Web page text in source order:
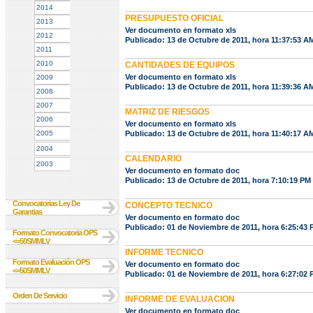
2014
2013
2012
2011
2010
2009
2008
2007
2006
2005
2004
2003
Convocatorias Ley De
Garantias
Formato Convocatoria OPS
<=50SMMLV
Formato Evaluación OPS
<=50SMMLV
Orden De Servicio
PRESUPUESTO OFICIAL
Ver documento en formato xls
Publicado: 13 de Octubre de 2011, hora 11:37:53
CANTIDADES DE EQUIPOS
Ver documento en formato xls
Publicado: 13 de Octubre de 2011, hora 11:39:36
MATRIZ DE RIESGOS
Ver documento en formato xls
Publicado: 13 de Octubre de 2011, hora 11:40:17
CALENDARIO
Ver documento en formato doc
Publicado: 13 de Octubre de 2011, hora 7:10:19 PM
CONCEPTO TECNICO
Ver documento en formato doc
Publicado: 01 de Noviembre de 2011, hora 6:25:43
INFORME TECNICO
Ver documento en formato doc
Publicado: 01 de Noviembre de 2011, hora 6:27:02
INFORME DE EVALUACION
Ver documento en formato doc